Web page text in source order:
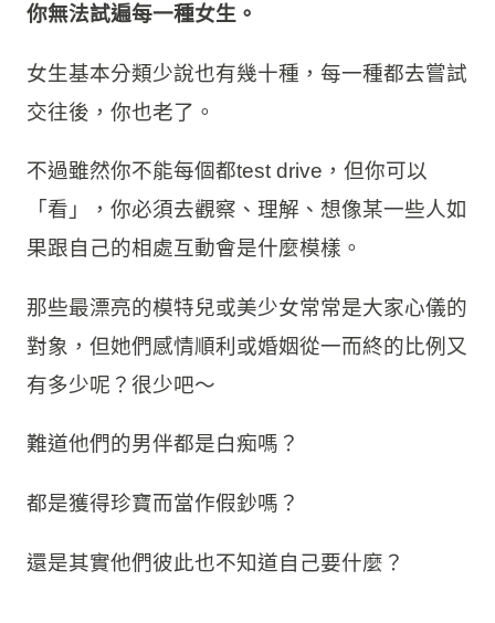
你無法試遍每一種女生。
女生基本分類少說也有幾十種，每一種都去嘗試
交往後，你也老了。
不過雖然你不能每個都test drive，但你可以
「看」，你必須去觀察、理解、想像某一些人如
果跟自己的相處互動會是什麼模樣。
那些最漂亮的模特兒或美少女常常是大家心儀的
對象，但她們感情順利或婚姻從一而終的比例又
有多少呢？很少吧～
難道他們的男伴都是白痴嗎？
都是獲得珍寶而當作假鈔嗎？
還是其實他們彼此也不知道自己要什麼？